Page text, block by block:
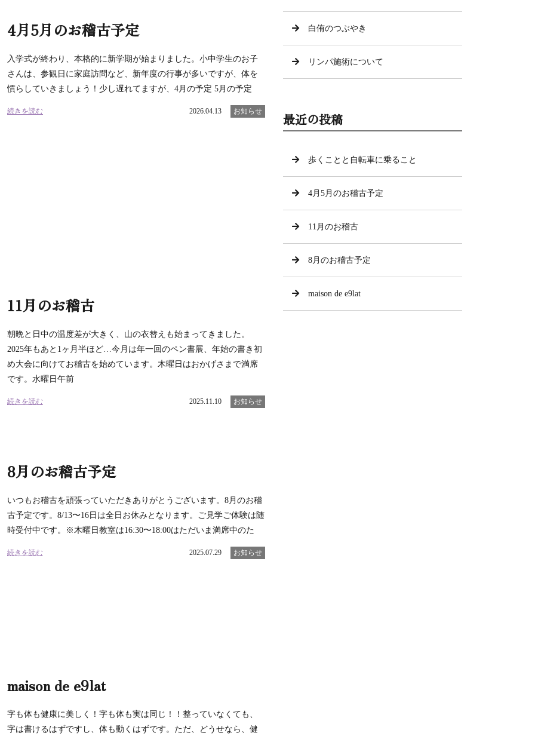
4月5月のお稽古予定
入学式が終わり、本格的に新学期が始まりました。小中学生のお子
さんは、参観日に家庭訪問など、新年度の行事が多いですが、体を
慣らしていきましょう！少し遅れてますが、4月の予定 5月の予定
続きを読む 2026.04.13 お知らせ
11月のお稽古
朝晩と日中の温度差が大きく、山の衣替えも始まってきました。
2025年もあと1ヶ月半ほど…今月は年一回のペン書展、年始の書き初
め大会に向けてお稽古を始めています。木曜日はおかげさまで満席
です。水曜日午前
続きを読む 2025.11.10 お知らせ
8月のお稽古予定
いつもお稽古を頑張っていただきありがとうございます。8月のお稽
古予定です。8/13〜16日は全日お休みとなります。ご見学ご体験は随
時受付中です。※木曜日教室は16:30〜18:00はただいま満席中のた
続きを読む 2025.07.29 お知らせ
maison de e9lat
字も体も健康に美しく！字も体も実は同じ！！整っていなくても、
字は書けるはずですし、体も動くはずです。ただ、どうせなら、健
白侑のつぶやき
リンパ施術について
最近の投稿
歩くことと自転車に乗ること
4月5月のお稽古予定
11月のお稽古
8月のお稽古予定
maison de e9lat